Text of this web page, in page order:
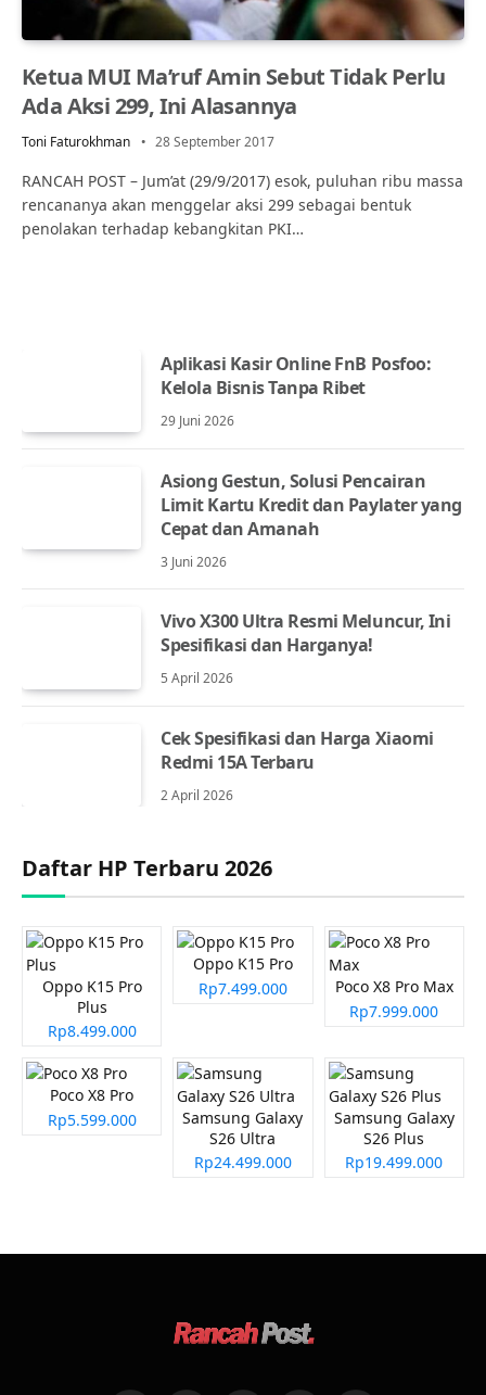
Ketua MUI Ma’ruf Amin Sebut Tidak Perlu
Ada Aksi 299, Ini Alasannya
Toni Faturokhman 28 September 2017
RANCAH POST – Jum’at (29/9/2017) esok, puluhan ribu massa
rencananya akan menggelar aksi 299 sebagai bentuk
penolakan terhadap kebangkitan PKI…
Aplikasi Kasir Online FnB Posfoo:
Kelola Bisnis Tanpa Ribet
29 Juni 2026
Asiong Gestun, Solusi Pencairan
Limit Kartu Kredit dan Paylater yang
Cepat dan Amanah
3 Juni 2026
Vivo X300 Ultra Resmi Meluncur, Ini
Spesifikasi dan Harganya!
5 April 2026
Cek Spesifikasi dan Harga Xiaomi
Redmi 15A Terbaru
2 April 2026
Daftar HP Terbaru 2026
Oppo K15 Pro
Plus
Rp8.499.000
Oppo K15 Pro
Rp7.499.000
Poco X8 Pro Max
Rp7.999.000
Poco X8 Pro
Rp5.599.000
Samsung Galaxy
S26 Ultra
Rp24.499.000
Samsung Galaxy
S26 Plus
Rp19.499.000